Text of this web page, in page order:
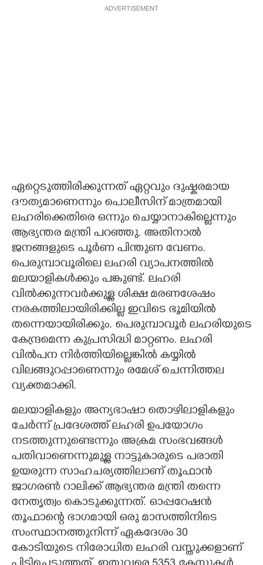
ADVERTISEMENT
ഏറ്റെടുത്തിരിക്കുന്നത് ഏറ്റവും ദുഷ്കരമായ
ദൗത്യമാണെന്നും പൊലീസിന് മാത്രമായി
ലഹരിക്കെതിരെ ഒന്നും ചെയ്യാനാകില്ലെന്നും
ആഭ്യന്തര മന്ത്രി പറഞ്ഞു. അതിനാൽ
ജനങ്ങളുടെ പൂർണ പിന്തുണ വേണം.
പെരുമ്പാവൂരിലെ ലഹരി വ്യാപനത്തിൽ
മലയാളികൾക്കും പങ്കുണ്ട്. ലഹരി
വിൽക്കുന്നവർക്കുള്ള ശിക്ഷ മരണശേഷം
നരകത്തിലായിരിക്കില്ല ഇവിടെ ഭൂമിയിൽ
തന്നെയായിരിക്കും. പെരുമ്പാവൂർ ലഹരിയുടെ
കേന്ദ്രമെന്ന കുപ്രസിദ്ധി മാറ്റണം. ലഹരി
വിൽപന നിർത്തിയില്ലെങ്കിൽ കയ്യിൽ
വിലങ്ങുറപ്പാണെന്നും രമേശ് ചെന്നിത്തല
വ്യക്തമാക്കി.
മലയാളികളും അന്യഭാഷാ തൊഴിലാളികളും
ചേർന്ന് പ്രദേശത്ത് ലഹരി ഉപയോഗം
നടത്തുന്നുണ്ടെന്നും അക്രമ സംഭവങ്ങൾ
പതിവാണെന്നുമുള്ള നാട്ടുകാരുടെ പരാതി
ഉയരുന്ന സാഹചര്യത്തിലാണ് തൂഫാൻ
ജാഗരൺ റാലിക്ക് ആഭ്യന്തര മന്ത്രി തന്നെ
നേതൃത്വം കൊടുക്കുന്നത്. ഓപ്പറേഷൻ
തൂഫാന്റെ ഭാഗമായി ഒരു മാസത്തിനിടെ
സംസ്ഥാനത്തുനിന്ന് ഏകദേശം 30
കോടിയുടെ നിരോധിത ലഹരി വസ്തുക്കളാണ്